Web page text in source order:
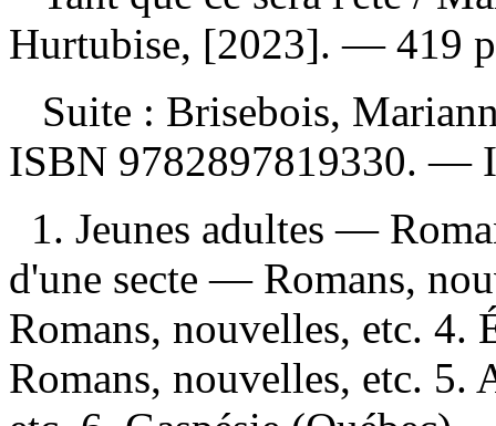
Hurtubise, [2023]. — 419
Suite : Brisebois,
ISBN 9782897819330. —
1. Jeunes adultes —
d'une secte — Romans,
Romans, nouvelles, etc.
Romans, nouvelles, etc.